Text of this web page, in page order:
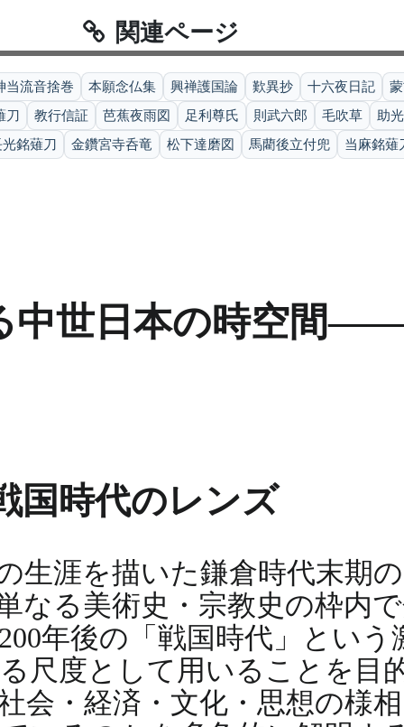
関連ページ
当流音捨巻 本願念仏集 興禅護国論 歎異抄 十六夜日記
刀
教行信証 芭蕉夜雨図 足利尊氏 則武六郎 毛吹草
助
光銘薙刀
金鑽宮寺呑竜 松下達磨図 馬藺後立付兜 当麻銘薙
中世日本の時空間
国時代のレンズ
生涯を描いた鎌倉時代末期
なる美術史・宗教史の枠内
年後の「戦国時代」とい
尺度として用いることを目
会・経済・文化・思想の様